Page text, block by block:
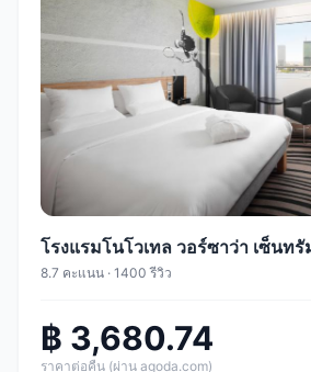
โรงแรมโนโวเทล วอร์ซาว่า เซ็นทรั
8.7 คะแนน · 1400 รีวิว
฿ 3,680.74
ราคาต่อคืน (ผ่าน agoda.com)